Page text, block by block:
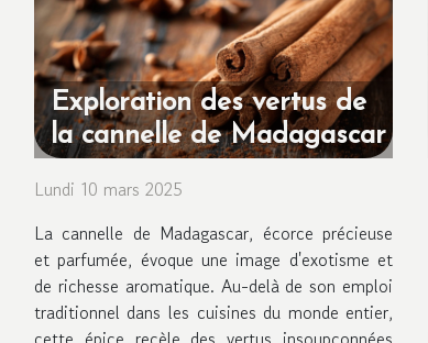
Exploration des vertus de
la cannelle de Madagascar
Lundi 10 mars 2025
La cannelle de Madagascar, écorce précieuse
et parfumée, évoque une image d'exotisme et
de richesse aromatique. Au-delà de son emploi
traditionnel dans les cuisines du monde entier,